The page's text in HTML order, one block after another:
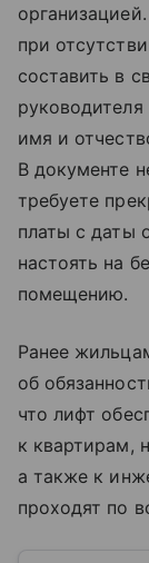
при
составить в
имя и
В документе
требуете
платы с даты
настоять на
помещению.
Ранее
об
что лифт
к квартирам,
а также к
проходят по